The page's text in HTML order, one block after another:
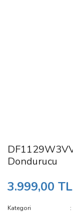
Dondurucu
3.999,00 TL
Kategori